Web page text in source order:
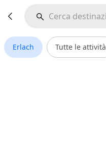
Erlach Tutte le attività